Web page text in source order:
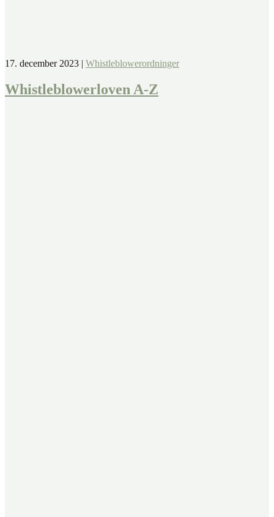
17. december 2023 | Whistleblowerordninger
Whistleblowerloven A-Z